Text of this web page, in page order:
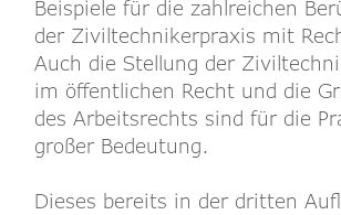
Beispiele für die zahlreichen
der Ziviltechnikerpraxis mit
Auch die Stellung der
im öffentlichen Recht und die
des Arbeitsrechts sind für die
großer Bedeutung.
Dieses bereits in der dritten